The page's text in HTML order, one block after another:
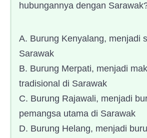
hubungannya dengan
A. Burung Kenyalang, menjadi
Sarawak
B. Burung Merpati, menjadi
tradisional di Sarawak
C. Burung Rajawali, menjadi
pemangsa utama di Sarawak
D. Burung Helang, menjadi